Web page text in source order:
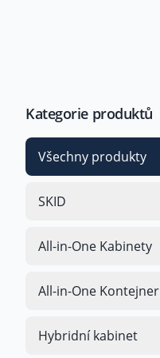
Kategorie produktů
Všechny produkty
SKID
All-in-One Kabinety
All-in-One Kontejner
Hybridní kabinet